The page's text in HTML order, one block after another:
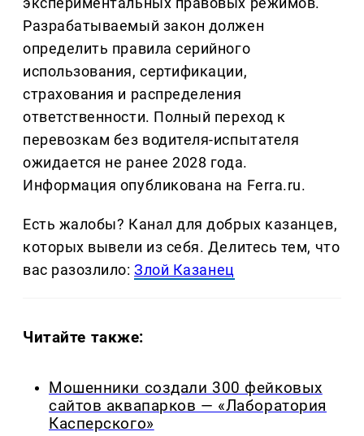
Разрабатываемый закон должен
определить правила серийного
использования, сертификации,
страхования и распределения
ответственности. Полный переход к
перевозкам без водителя-испытателя
ожидается не ранее 2028 года.
Информация опубликована на Ferra.ru.
Есть жалобы? Канал для добрых казанцев,
которых вывели из себя. Делитеcь тем, что
вас разозлило:Злой Казанец
Читайте также:
Мошенники создали 300 фейковых
сайтов аквапарков — «Лаборатория
Касперского»